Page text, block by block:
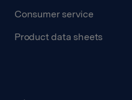
Consumer service
Product data sheets